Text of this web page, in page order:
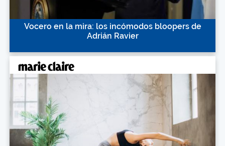
Vocero en la mira: los incómodos bloopers de
Adrián Ravier